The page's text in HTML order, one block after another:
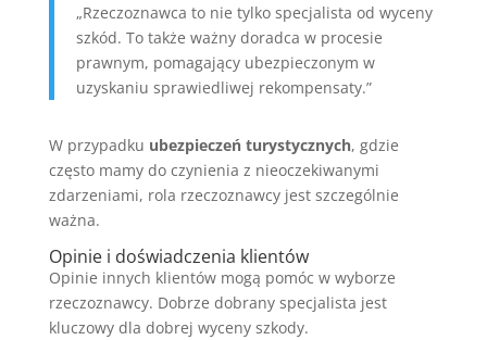
„Rzeczoznawca to nie tylko specjalista od wyceny
szkód. To także ważny doradca w procesie
prawnym, pomagający ubezpieczonym w
uzyskaniu sprawiedliwej rekompensaty.”
W przypadku ubezpieczeń turystycznych, gdzie
często mamy do czynienia z nieoczekiwanymi
zdarzeniami, rola rzeczoznawcy jest szczególnie
ważna.
Opinie i doświadczenia klientów
Opinie innych klientów mogą pomóc w wyborze
rzeczoznawcy. Dobrze dobrany specjalista jest
kluczowy dla dobrej wyceny szkody.